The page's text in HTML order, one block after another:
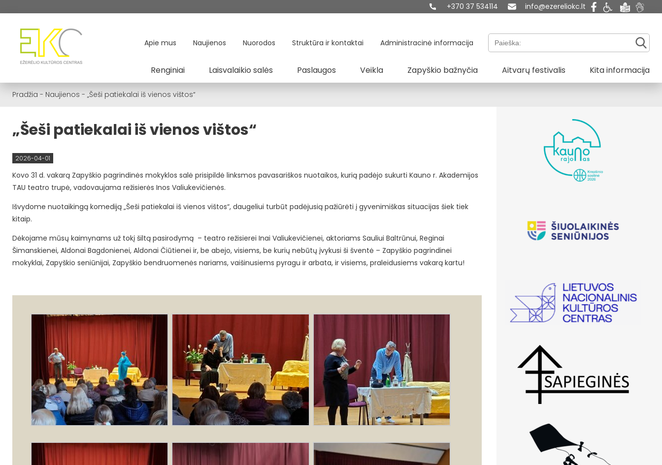
+370 37 534114 info@ezereliokc.lt
Apie mus Naujienos Nuorodos Struktūra ir kontaktai Administracinė informacija Paieška:
Renginiai Laisvalaikio salės Paslaugos Veikla Zapyškio bažnyčia Aitvarų festivalis Kita informacija
Pradžia - Naujienos - „Šeši patiekalai iš vienos vištos“
„Šeši patiekalai iš vienos vištos“
2026-04-01
Kovo 31 d. vakarą Zapyškio pagrindinės mokyklos salė prisipildė linksmos pavasariškos nuotaikos, kurią padėjo sukurti Kauno r. Akademijos
TAU teatro trupė, vadovaujama režisierės Inos Valiukevičienės.
Išvydome nuotaikingą komediją „Šeši patiekalai iš vienos vištos“, daugeliui turbūt padėjusią pažiūrėti į gyvenimiškas situacijas šiek tiek
kitaip.
Dėkojame mūsų kaimynams už tokį šiltą pasirodymą – teatro režisierei Inai Valiukevičienei, aktoriams Sauliui Baltrūnui, Reginai
Šimanskienei, Aldonai Bagdonienei, Aldonai Čiūtienei ir, be abejo, visiems, be kurių nebūtų įvykusi ši šventė – Zapyškio pagrindinei
mokyklai, Zapyškio seniūnijai, Zapyškio bendruomenės nariams, vaišinusiems pyragu ir arbata, ir visiems, praleidusiems vakarą kartu!